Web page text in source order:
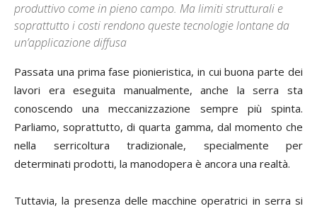
produttivo come in pieno campo. Ma limiti strutturali e
soprattutto i costi rendono queste tecnologie lontane da
un’applicazione diffusa
Passata una prima fase pionieristica, in cui buona parte dei
lavori era eseguita manualmente, anche la serra sta
conoscendo una meccanizzazione sempre più spinta.
Parliamo, soprattutto, di quarta gamma, dal momento che
nella serricoltura tradizionale, specialmente per
determinati prodotti, la manodopera è ancora una realtà.
Tuttavia, la presenza delle macchine operatrici in serra si